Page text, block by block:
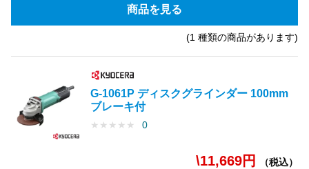
商品を見る
(1 種類の商品があります)
G-1061P ディスクグラインダー 100mm
ブレーキ付
★ ★ ★ ★ ★ 0
\11,669円 （税込）